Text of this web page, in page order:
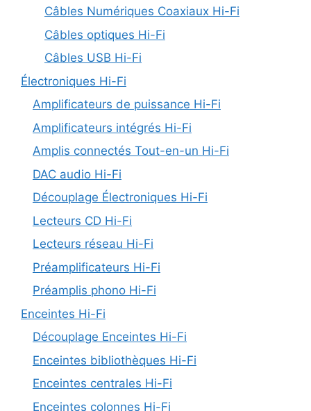
Câbles Numériques Coaxiaux Hi-Fi
Câbles optiques Hi-Fi
Câbles USB Hi-Fi
Électroniques Hi-Fi
Amplificateurs de puissance Hi-Fi
Amplificateurs intégrés Hi-Fi
Amplis connectés Tout-en-un Hi-Fi
DAC audio Hi-Fi
Découplage Électroniques Hi-Fi
Lecteurs CD Hi-Fi
Lecteurs réseau Hi-Fi
Préamplificateurs Hi-Fi
Préamplis phono Hi-Fi
Enceintes Hi-Fi
Découplage Enceintes Hi-Fi
Enceintes bibliothèques Hi-Fi
Enceintes centrales Hi-Fi
Enceintes colonnes Hi-Fi